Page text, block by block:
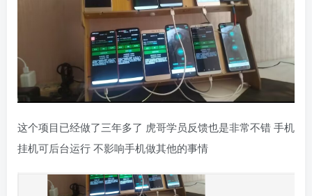
这个项目已经做了三年多了 虎哥学员反馈也是非常不错 手机
挂机可后台运行 不影响手机做其他的事情